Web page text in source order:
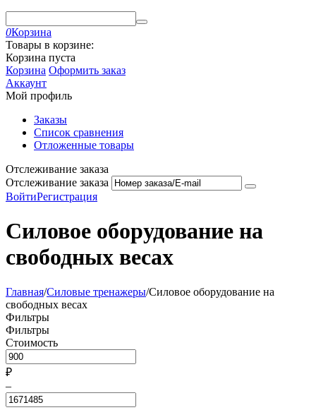
0Корзина
Товары в корзине:
Корзина пуста
Корзина Оформить заказ
Аккаунт
Мой профиль
Заказы
Список сравнения
Отложенные товары
Отслеживание заказа
Отслеживание заказа
ВойтиРегистрация
Силовое оборудование на
свободных весах
Главная/Силовые тренажеры/Силовое оборудование на
свободных весах
Фильтры
Фильтры
Стоимость
₽
–